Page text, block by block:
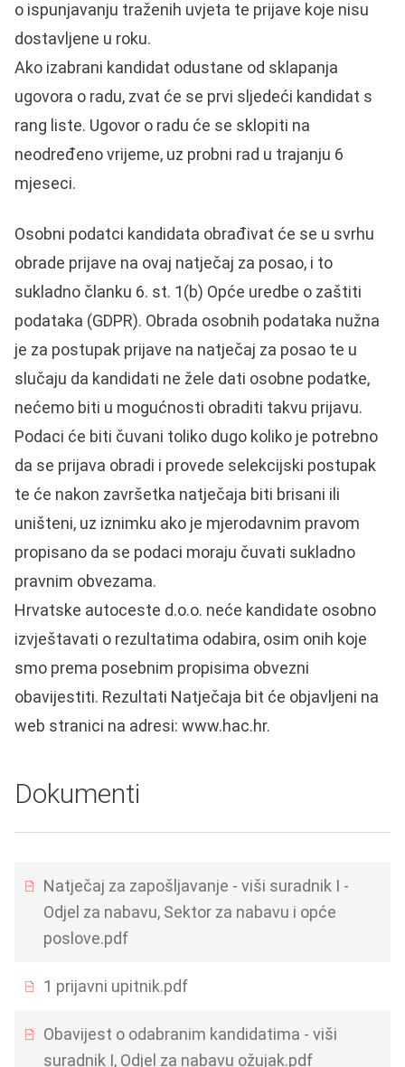
o ispunjavanju traženih uvjeta te prijave koje nisu
dostavljene u roku.
Ako izabrani kandidat odustane od sklapanja
ugovora o radu, zvat će se prvi sljedeći kandidat s
rang liste. Ugovor o radu će se sklopiti na
neodređeno vrijeme, uz probni rad u trajanju 6
mjeseci.
Osobni podatci kandidata obrađivat će se u svrhu
obrade prijave na ovaj natječaj za posao, i to
sukladno članku 6. st. 1(b) Opće uredbe o zaštiti
podataka (GDPR). Obrada osobnih podataka nužna
je za postupak prijave na natječaj za posao te u
slučaju da kandidati ne žele dati osobne podatke,
nećemo biti u mogućnosti obraditi takvu prijavu.
Podaci će biti čuvani toliko dugo koliko je potrebno
da se prijava obradi i provede selekcijski postupak
te će nakon završetka natječaja biti brisani ili
uništeni, uz iznimku ako je mjerodavnim pravom
propisano da se podaci moraju čuvati sukladno
pravnim obvezama.
Hrvatske autoceste d.o.o. neće kandidate osobno
izvještavati o rezultatima odabira, osim onih koje
smo prema posebnim propisima obvezni
obavijestiti. Rezultati Natječaja bit će objavljeni na
web stranici na adresi: www.hac.hr.
Dokumenti
Natječaj za zapošljavanje - viši suradnik I -
Odjel za nabavu, Sektor za nabavu i opće
poslove.pdf
1 prijavni upitnik.pdf
Obavijest o odabranim kandidatima - viši
suradnik I, Odjel za nabavu ožujak.pdf